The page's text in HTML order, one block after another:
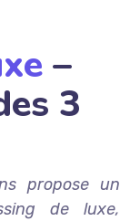
–
3
propose un
de luxe,